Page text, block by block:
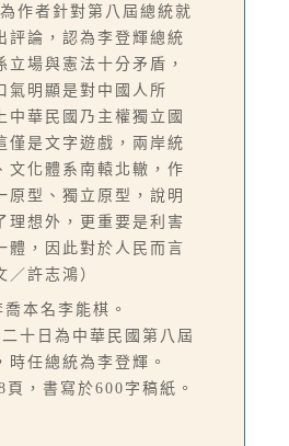
作者針對第八屆總統就
評論，認為李登輝總統
立場與憲法十分矛盾，
氣明顯是對中國人所
中華民國乃主權獨立國
僅是文字遊戲，兩岸統
文化體系南轅北轍，作
原型、獨立原型，說明
理想外，更重要是利害
體，因此對於人民而言
／許志鴻）
本名李能棋。
十日為中華民國第八屆
時任總統為李登輝。
，書寫於600字稿紙。